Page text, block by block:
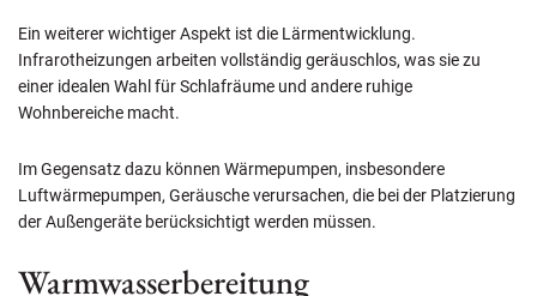
Ein weiterer wichtiger Aspekt ist die Lärmentwicklung.
Infrarotheizungen arbeiten vollständig geräuschlos, was sie zu
einer idealen Wahl für Schlafräume und andere ruhige
Wohnbereiche macht.
Im Gegensatz dazu können Wärmepumpen, insbesondere
Luftwärmepumpen, Geräusche verursachen, die bei der Platzierung
der Außengeräte berücksichtigt werden müssen.
Warmwasserbereitung